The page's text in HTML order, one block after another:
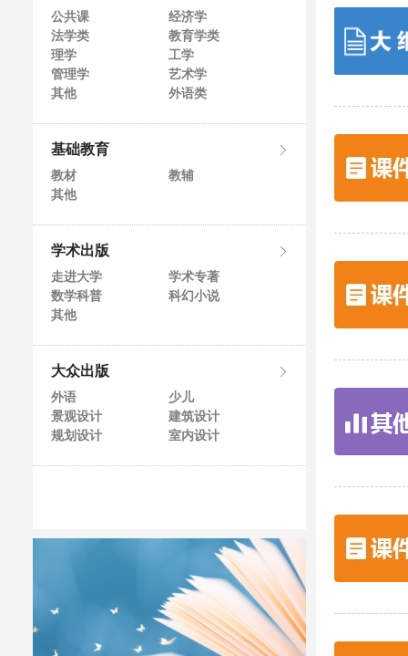
公共课
经济学
法学类
教育学类
理学
工学
管理学
艺术学
其他
外语类
基础教育
教材
教辅
其他
学术出版
走进大学
学术专著
数学科普
科幻小说
其他
大众出版
外语
少儿
景观设计
建筑设计
规划设计
室内设计